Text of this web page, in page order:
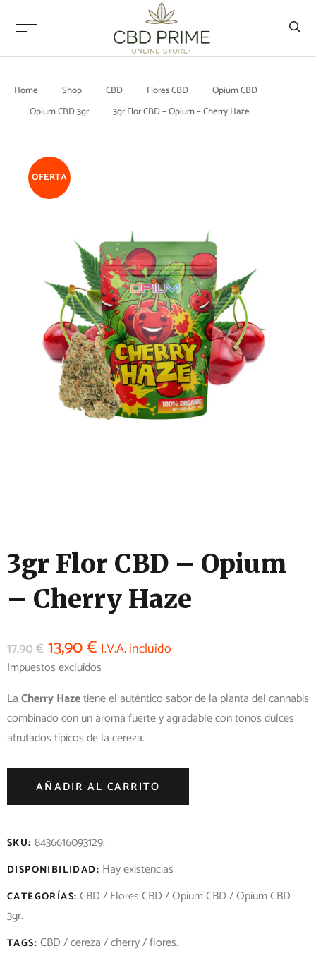
Home Shop CBD Flores CBD
Opium CBD
Opium CBD 3gr
3gr Flor CBD – Opium – Cherry Haze
OFERTA
3gr Flor CBD – Opium
– Cherry Haze
17,90€ 13,90€ I.V.A. incluido
Impuestos excluidos
LaCherry Hazetiene el auténtico sabor de la planta del cannabis
combinado con un aroma fuerte y agradable con tonos dulces
afrutados típicos de la cereza.
AÑADIR AL CARRITO
SKU: 8436616093129.
DISPONIBILIDAD: Hay existencias
CATEGORÍAS: CBD/Flores CBD/Opium CBD/Opium CBD
3gr.
TAGS: CBD/cereza/cherry/flores.